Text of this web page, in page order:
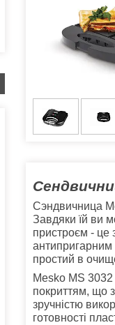
Сэндвичница
Завдяки їй ви
пристроєм - це
антипригарним
простий в
Mesko MS 3032
покриттям, що
зручністю
готовності